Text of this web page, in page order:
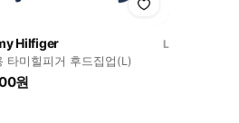
Hilfiger
L
타미힐피거 후드집업(L)
원